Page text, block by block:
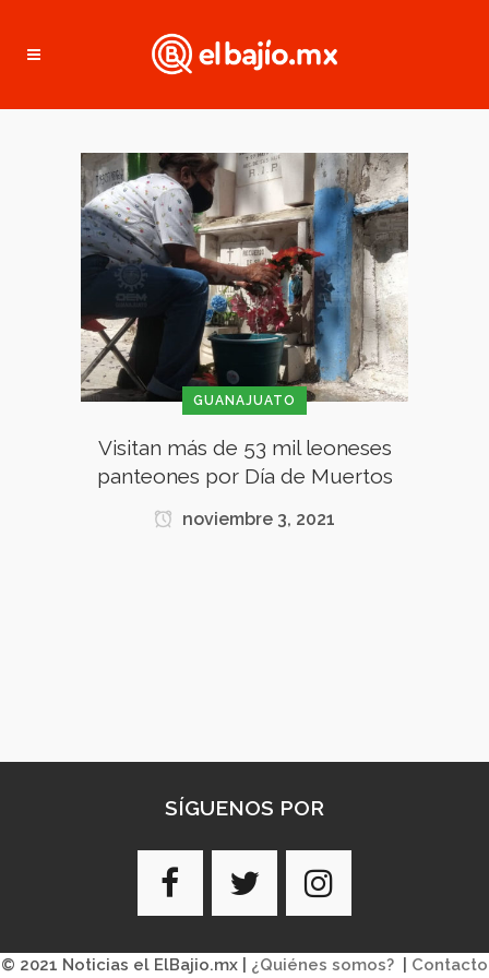
GUANAJUATO
Visitan más de 53 mil leoneses
panteones por Día de Muertos
noviembre 3, 2021
SÍGUENOS POR
© 2021 Noticias el ElBajio.mx | ¿Quiénes somos? Contacto